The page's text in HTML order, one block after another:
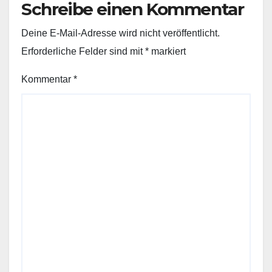
Schreibe einen Kommentar
Deine E-Mail-Adresse wird nicht veröffentlicht.
Erforderliche Felder sind mit* markiert
Kommentar *